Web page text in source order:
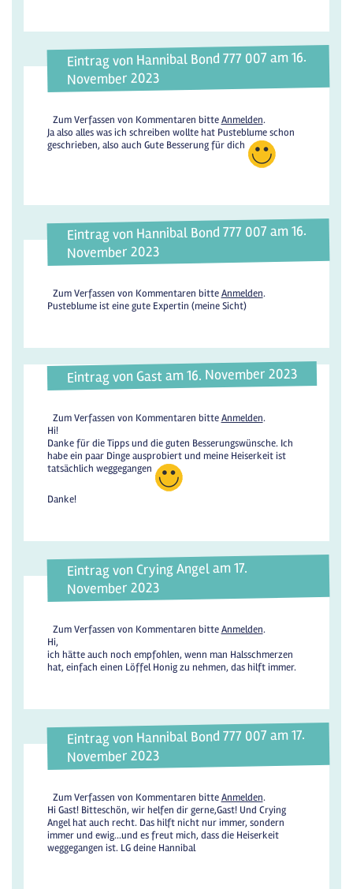
Eintrag von Hannibal Bond 777 007 am 16.
November 2023
Zum Verfassen von Kommentaren bitteAnmelden.
Ja also alles was ich schreiben wollte hat Pusteblume schon
geschrieben, also auch Gute Besserung für dich
Eintrag von Hannibal Bond 777 007 am 16.
November 2023
Zum Verfassen von Kommentaren bitteAnmelden.
Pusteblume ist eine gute Expertin (meine Sicht)
Eintrag von Gast am 16. November 2023
Zum Verfassen von Kommentaren bitteAnmelden.
Hi!
Danke für die Tipps und die guten Besserungswünsche. Ich
habe ein paar Dinge ausprobiert und meine Heiserkeit ist
tatsächlich weggegangen
Danke!
Eintrag von Crying Angel am 17.
November 2023
Zum Verfassen von Kommentaren bitteAnmelden.
Hi,
ich hätte auch noch empfohlen, wenn man Halsschmerzen
hat, einfach einen Löffel Honig zu nehmen, das hilft immer.
Eintrag von Hannibal Bond 777 007 am 17.
November 2023
Zum Verfassen von Kommentaren bitteAnmelden.
Hi Gast! Bitteschön, wir helfen dir gerne,Gast! Und Crying
Angel hat auch recht. Das hilft nicht nur immer, sondern
immer und ewig...und es freut mich, dass die Heiserkeit
weggegangen ist. LG deine Hannibal